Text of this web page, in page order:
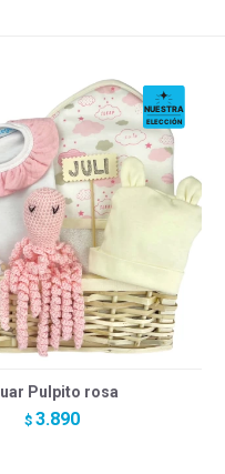
Pulpito rosa
$ 3.890